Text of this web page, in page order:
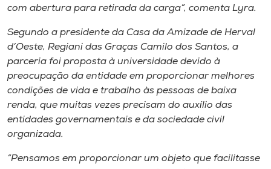
A+
com abertura para retirada da carga”, comenta Lyra.
Segundo a presidente da Casa da Amizade de Herval
d’Oeste, Regiani das Graças Camilo dos Santos, a
parceria foi proposta à universidade devido à
preocupação da entidade em proporcionar melhores
condições de vida e trabalho às pessoas de baixa
renda, que muitas vezes precisam do auxílio das
entidades governamentais e da sociedade civil
organizada.
“Pensamos em proporcionar um objeto que facilitasse